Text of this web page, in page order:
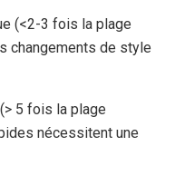
(<2-3 fois la plage
changements de style
5 fois la plage
nécessitent une